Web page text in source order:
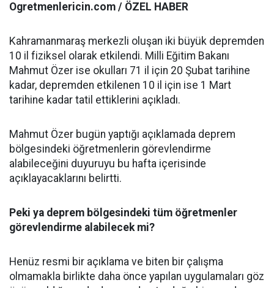
Ogretmenlericin.com / ÖZEL HABER
Kahramanmaraş merkezli oluşan iki büyük depremden
10 il fiziksel olarak etkilendi. Milli Eğitim Bakanı
Mahmut Özer ise okulları 71 il için 20 Şubat tarihine
kadar, depremden etkilenen 10 il için ise 1 Mart
tarihine kadar tatil ettiklerini açıkladı.
Mahmut Özer bugün yaptığı açıklamada deprem
bölgesindeki öğretmenlerin görevlendirme
alabileceğini duyuruyu bu hafta içerisinde
açıklayacaklarını belirtti.
Peki ya deprem bölgesindeki tüm öğretmenler
görevlendirme alabilecek mi?
Henüz resmi bir açıklama ve biten bir çalışma
olmamakla birlikte daha önce yapılan uygulamaları göz